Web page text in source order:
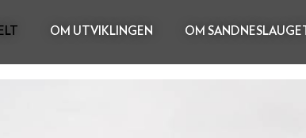
OM UTVIKLINGEN OM SANDNESLAUGET